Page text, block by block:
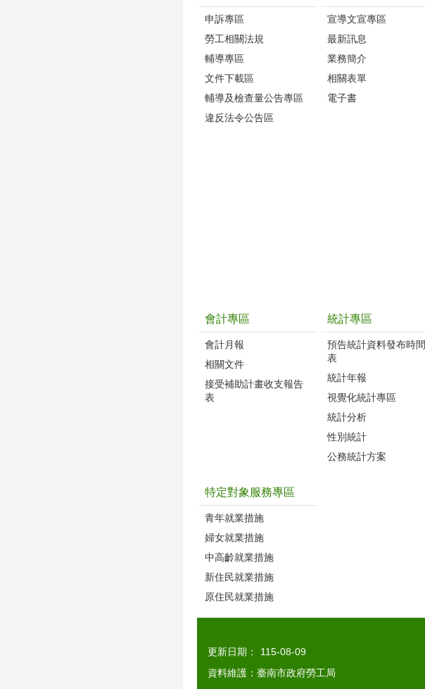
申訴專區
勞工相關法規
輔導專區
文件下載區
輔導及檢查量公告專區
違反法令公告區
宣導文宣專區
最新訊息
業務簡介
相關表單
電子書
會計專區
會計月報
相關文件
接受補助計畫收支報告
表
統計專區
預告統計資料發布時間
表
統計年報
視覺化統計專區
統計分析
性別統計
公務統計方案
特定對象服務專區
青年就業措施
婦女就業措施
中高齡就業措施
新住民就業措施
原住民就業措施
更新日期：
115-08-09
資料維護：臺南市政府勞工局